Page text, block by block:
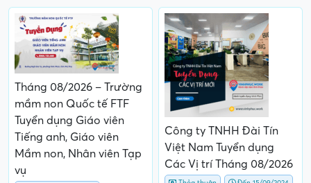
Tháng 08/2026 – Trường
mầm non Quốc tế FTF
Tuyển dụng Giáo viên
Tiếng anh, Giáo viên
Mầm non, Nhân viên Tạp
vụ
Công ty TNHH Đài Tín
Việt Nam Tuyển dụng
Các Vị trí Tháng 08/2026